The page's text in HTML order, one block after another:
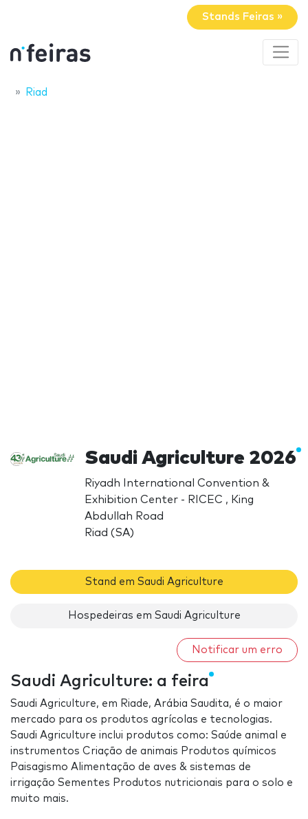
Stands Feiras »
Riad
Saudi Agriculture 2026
Riyadh International Convention &
Exhibition Center - RICEC , King
Abdullah Road
Riad (SA)
Stand em Saudi Agriculture
Hospedeiras em Saudi Agriculture
Notificar um erro
Saudi Agriculture: a feira
Saudi Agriculture, em Riade, Arábia Saudita, é o maior
mercado para os produtos agrícolas e tecnologias.
Saudi Agriculture inclui produtos como: Saúde animal e
instrumentos Criação de animais Produtos químicos
Paisagismo Alimentação de aves & sistemas de
irrigação Sementes Produtos nutricionais para o solo e
muito mais.